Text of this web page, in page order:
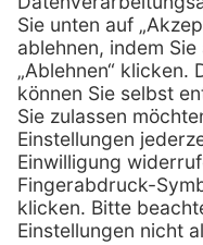
Services
Fernwartung
Vorteile
Eigenmarke
Leasing
Techn. Service
Kataloge